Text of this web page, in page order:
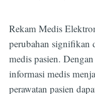
Rekam Medis
perubahan signifikan
medis pasien.
informasi medis
perawatan pasien